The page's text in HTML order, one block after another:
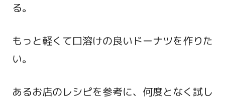
る。
もっと軽くて口溶けの良いドーナツを作りた
い。
あるお店のレシピを参考に、何度となく試し